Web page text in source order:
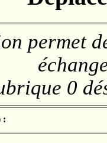
permet
0
: